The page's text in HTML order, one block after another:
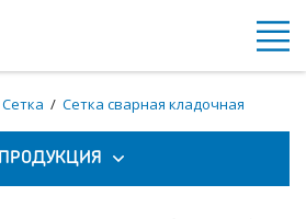
Сетка / Сетка сварная кладочная
ПРОДУКЦИЯ